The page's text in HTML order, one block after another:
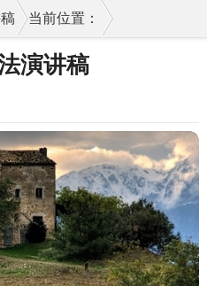
当前位置：
演讲稿